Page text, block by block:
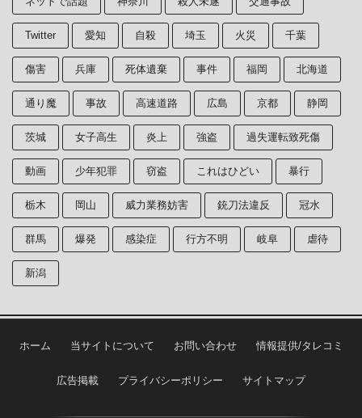
Twitter 愛知 自殺 埼玉 火災 千葉
傷害 兵庫 死体遺棄 事件 福岡 北海道
通り魔 事故 高速道路 広島 京都 静岡
茨城 女子高生 炎上 強盗 過失運転致死傷
動画 少年犯罪 窃盗 これはひどい 暴行
栃木 岡山 威力業務妨害 銃刀法違反 冠水
群馬 爆発 感染症 行方不明 岐阜 虐待
新潟
ホーム 当サイトについて お問い合わせ 情報提供/タレコミ
広告掲載 プライバシーポリシー サイトマップ